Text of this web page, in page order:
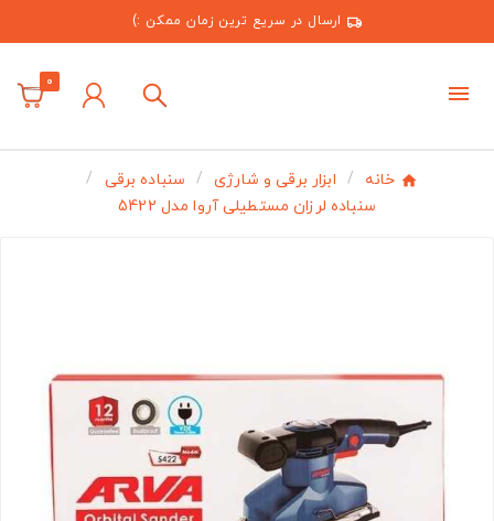
ارسال در سریع ترین زمان ممکن :)
0
خانه ابزار برقی و شارژی
سنباده برقی
سنباده لرزان مستطیلی آروا مدل 5422